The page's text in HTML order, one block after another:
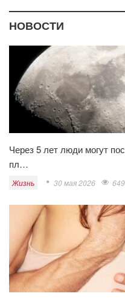
НОВОСТИ
Через 5 лет люди могут
пл…
Жизнь 30 мая 2026 649